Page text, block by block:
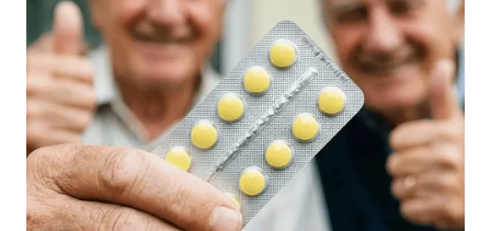
WN
KALTENG
WN
KALTARA
WN
KALSEL